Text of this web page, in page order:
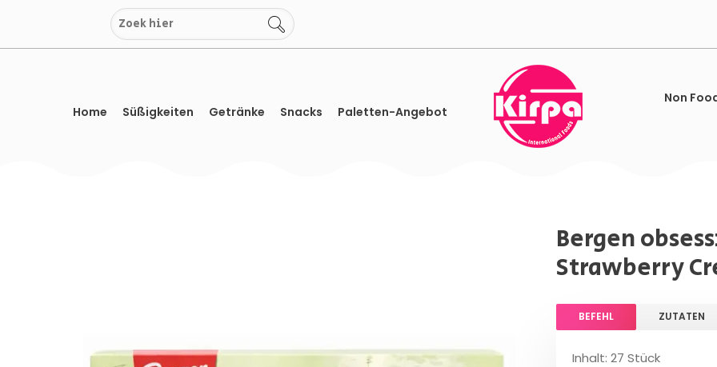
springen
Home Süßigkeiten Getränke Snacks Paletten-Angebot
Non
Bergen
Strawberry
BEFEHL ZUTATEN
Inhalt: 27 Stück